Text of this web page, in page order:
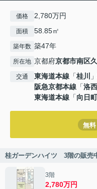
価格 2,780万円
面積 58.85㎡
築年数 築47年
所在地 京都府京都市南区
交通 東海道本線 「桂川
阪急京都本線 「洛
東海道本線 「向日町
無料
桂ガーデンハイツ 3階の販売
3階
2,780万円